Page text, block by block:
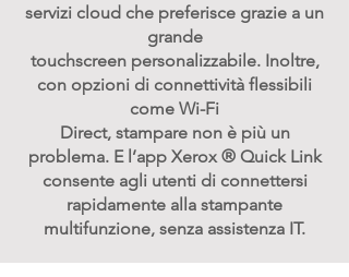
servizi cloud che preferisce grazie a un
grande
touchscreen personalizzabile. Inoltre,
con opzioni di connettività flessibili
come Wi-Fi
Direct, stampare non è più un
problema. E l’app Xerox ® Quick Link
consente agli utenti di connettersi
rapidamente alla stampante
multifunzione, senza assistenza IT.